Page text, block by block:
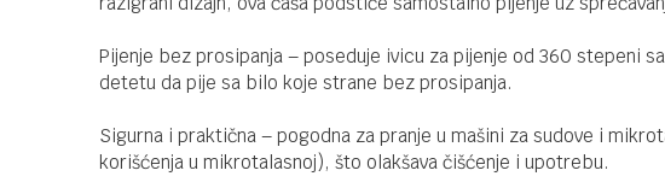
Pijenje bez prosipanja – poseduje ivicu za pijenje od 360 stepeni
detetu da pije sa bilo koje strane bez prosipanja.
Sigurna i praktična – pogodna za pranje u mašini za sudove i
korišćenja u mikrotalasnoj), što olakšava čišćenje i upotrebu.